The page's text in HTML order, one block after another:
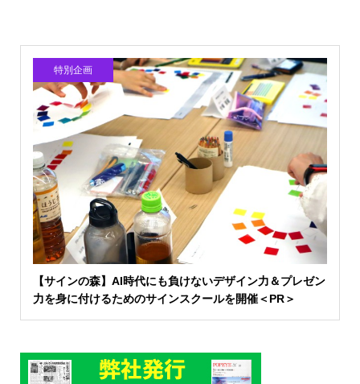
特別企画
【サインの森】AI時代にも負けないデザイン力＆プレゼン
力を身に付けるためのサインスクールを開催＜PR＞